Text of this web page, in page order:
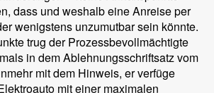
dass und weshalb eine Anreise per
wenigstens unzumutbar sein könnte.
trug der Prozessbevollmächtigte
in dem Ablehnungsschriftsatz vom
mit dem Hinweis, er verfüge
mit einer maximalen